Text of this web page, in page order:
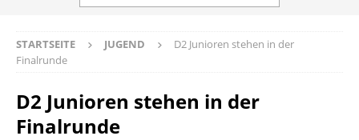
STARTSEITE JUGEND
D2 Junioren stehen in der
Finalrunde
D2 Junioren stehen in der
Finalrunde